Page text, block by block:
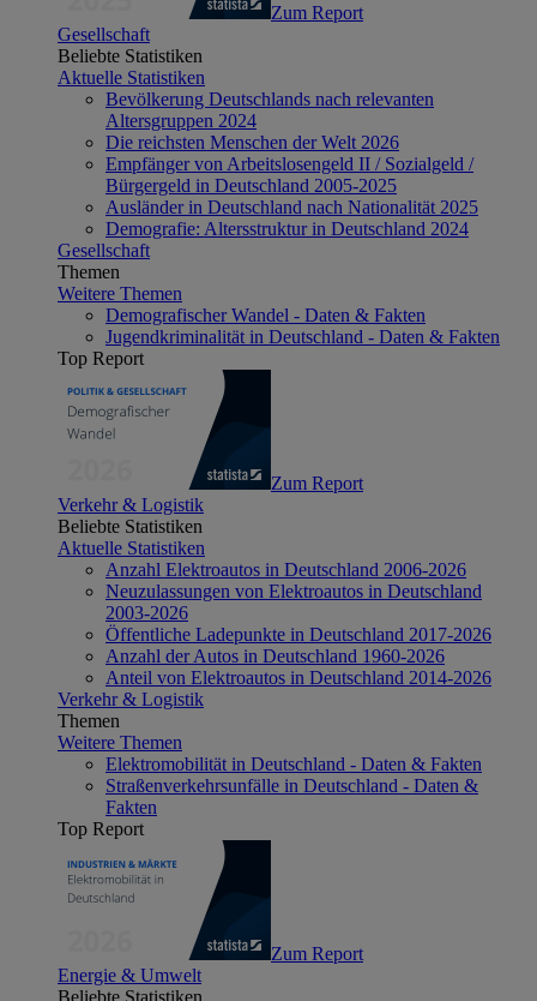
Zum Report
Gesellschaft
Beliebte Statistiken
Aktuelle Statistiken
Bevölkerung Deutschlands nach relevanten
Altersgruppen 2024
Die reichsten Menschen der Welt 2026
Empfänger von Arbeitslosengeld II / Sozialgeld /
Bürgergeld in Deutschland 2005-2025
Ausländer in Deutschland nach Nationalität 2025
Demografie: Altersstruktur in Deutschland 2024
Gesellschaft
Themen
Weitere Themen
Demografischer Wandel - Daten & Fakten
Jugendkriminalität in Deutschland - Daten & Fakten
Top Report
Zum Report
Verkehr & Logistik
Beliebte Statistiken
Aktuelle Statistiken
Anzahl Elektroautos in Deutschland 2006-2026
Neuzulassungen von Elektroautos in Deutschland
2003-2026
Öffentliche Ladepunkte in Deutschland 2017-2026
Anzahl der Autos in Deutschland 1960-2026
Anteil von Elektroautos in Deutschland 2014-2026
Verkehr & Logistik
Themen
Weitere Themen
Elektromobilität in Deutschland - Daten & Fakten
Straßenverkehrsunfälle in Deutschland - Daten &
Fakten
Top Report
Zum Report
Energie & Umwelt
Beliebte Statistiken